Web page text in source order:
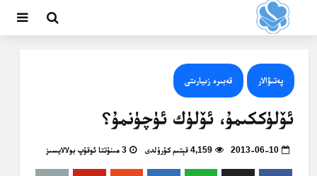
پەتىۋالار قەبىرە زىيارىتى
ئۆلۈككىمۇ، ئۆلۈك ئۈچۈنمۇ؟
2013-06-10 4,159 قېتىم كۆرۈلدى 3 مىنۇتتا ئوقۇپ بولالايسىز